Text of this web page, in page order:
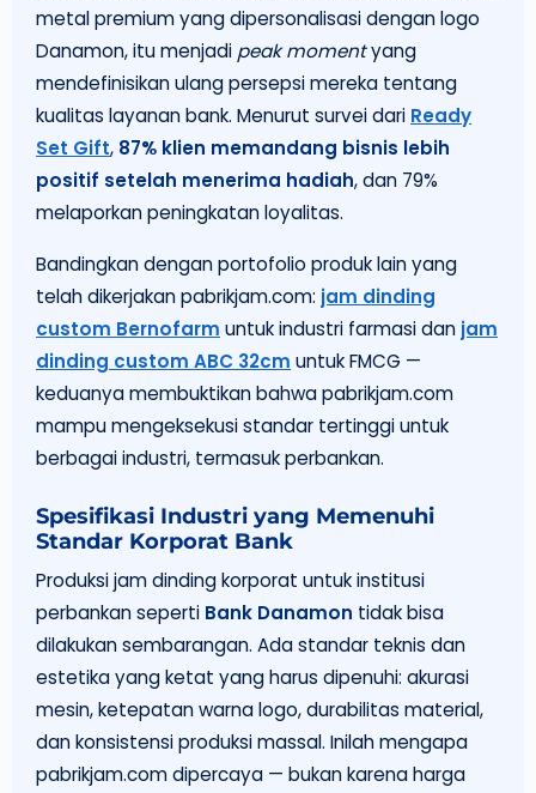
metal premium yang dipersonalisasi dengan logo
Danamon, itu menjadi peak momentyang
mendefinisikan ulang persepsi mereka tentang
kualitas layanan bank. Menurut survei dari Ready
Set Gift, 87% klien memandang bisnis lebih
positif setelah menerima hadiah, dan 79%
melaporkan peningkatan loyalitas.
Bandingkan dengan portofolio produk lain yang
telah dikerjakan pabrikjam.com: jam dinding
custom Bernofarm untuk industri farmasi dan jam
dinding custom ABC 32cm untuk FMCG —
keduanya membuktikan bahwa pabrikjam.com
mampu mengeksekusi standar tertinggi untuk
berbagai industri, termasuk perbankan.
Spesifikasi Industri yang Memenuhi
Standar Korporat Bank
Produksi jam dinding korporat untuk institusi
perbankan seperti Bank Danamon tidak bisa
dilakukan sembarangan. Ada standar teknis dan
estetika yang ketat yang harus dipenuhi: akurasi
mesin, ketepatan warna logo, durabilitas material,
dan konsistensi produksi massal. Inilah mengapa
pabrikjam.com dipercaya — bukan karena harga